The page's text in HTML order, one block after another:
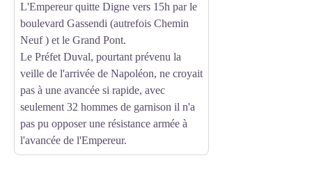
L'Empereur quitte Digne vers 15h par le
boulevard Gassendi (autrefois Chemin
Neuf ) et le Grand Pont.
Le Préfet Duval, pourtant prévenu la
veille de l'arrivée de Napoléon, ne croyait
pas à une avancée si rapide, avec
seulement 32 hommes de garnison il n'a
pas pu opposer une résistance armée à
l'avancée de l'Empereur.